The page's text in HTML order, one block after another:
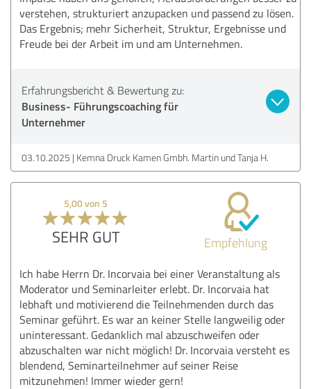
verstehen, strukturiert anzupacken und passend zu lösen.
Das Ergebnis; mehr Sicherheit, Struktur, Ergebnisse und
Freude bei der Arbeit im und am Unternehmen.
Erfahrungsbericht & Bewertung zu:
Business- Führungscoaching für
Unternehmer
03.10.2025 Kemna Druck Kamen Gmbh. Martin und Tanja H.
5,00 von 5
SEHR GUT Empfehlung
Ich habe Herrn Dr. Incorvaia bei einer Veranstaltung als
Moderator und Seminarleiter erlebt. Dr. Incorvaia hat
lebhaft und motivierend die Teilnehmenden durch das
Seminar geführt. Es war an keiner Stelle langweilig oder
uninteressant. Gedanklich mal abzuschweifen oder
abzuschalten war nicht möglich! Dr. Incorvaia versteht es
blendend, Seminarteilnehmer auf seiner Reise
mitzunehmen! Immer wieder gern!